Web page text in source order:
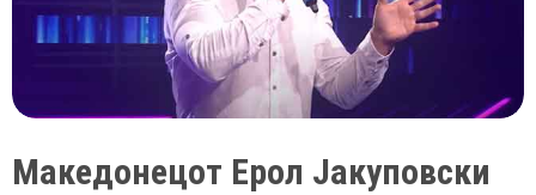
клуб
крена
Македонецот Ерол Јакуповски